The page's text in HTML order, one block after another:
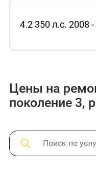
4.2 350 л.с. 2008 -
Цены на
поколение 3,